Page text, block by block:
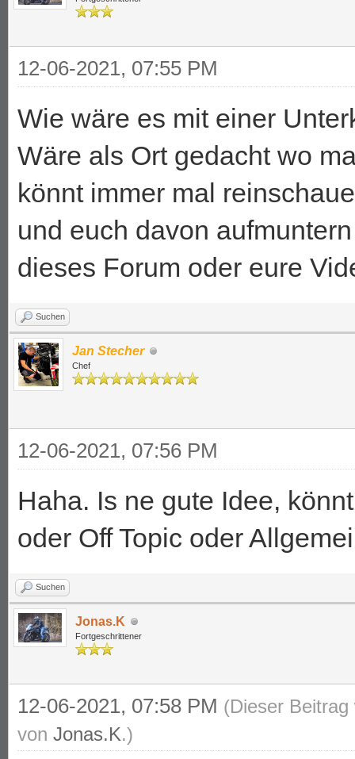
12-06-2021, 07:55 PM
Wie wäre es mit einer
Wäre als Ort gedacht wo
könnt immer mal
und euch davon
dieses Forum oder eure
Suchen
Jan Stecher
Chef
12-06-2021, 07:56 PM
Haha. Is ne gute Idee,
oder Off Topic oder
Suchen
Jonas.K
Fortgeschrittener
12-06-2021, 07:58 PM (Dieser
von Jonas.K.)